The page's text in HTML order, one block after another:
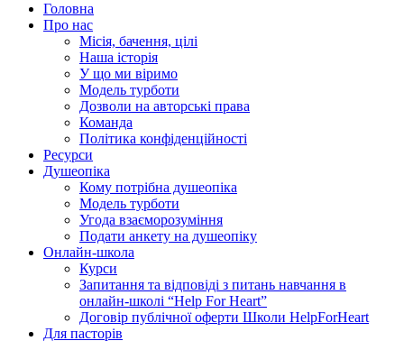
Головна
Про нас
Місія, бачення, цілі
Наша історія
У що ми віримо
Модель турботи
Дозволи на авторські права
Команда
Політика конфіденційності
Ресурси
Душеопіка
Кому потрібна душеопіка
Модель турботи
Угода взаєморозуміння
Подати анкету на душеопіку
Онлайн-школа
Курси
Запитання та відповіді з питань навчання в
онлайн-школі “Help For Heart”
Договір публічної оферти Школи HelpForHeart
Для пасторів